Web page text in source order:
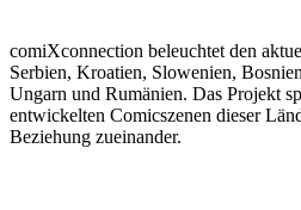
comiXconnection beleuchtet den
Serbien, Kroatien, Slowenien,
Ungarn und Rumänien. Das Projekt
entwickelten Comicszenen dieser
Beziehung zueinander.